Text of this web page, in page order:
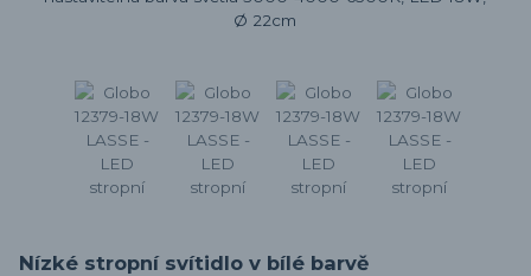
Nízké stropní svítidlo v bílé barvě